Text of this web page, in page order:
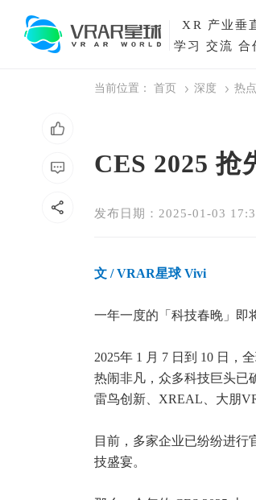
XR
产业垂
学习 交流 合
当前位置： 首页 深度 热
CES 2025
发布日期：2025-01-03
文 / VRAR星球 Vivi
一年一度的「科技春晚」即
2025年 1 月 7 日到 10 日，
热闹非凡，众多科技巨头已
雷鸟创新、XREAL、大朋
目前，多家企业已纷纷进
技盛宴。